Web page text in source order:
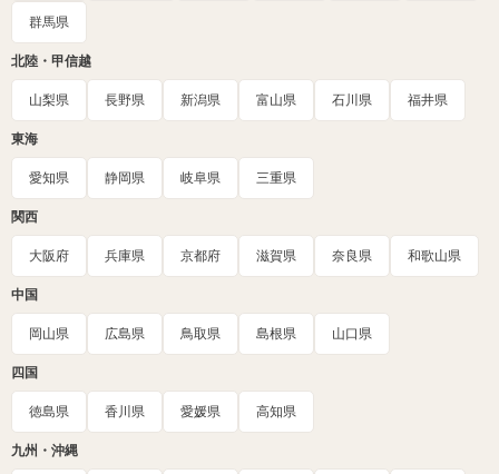
群馬県
北陸・甲信越
山梨県 長野県 新潟県 富山県 石川県 福井県
東海
愛知県 静岡県 岐阜県 三重県
関西
大阪府 兵庫県 京都府 滋賀県 奈良県 和歌山県
中国
岡山県 広島県 鳥取県 島根県 山口県
四国
徳島県 香川県 愛媛県 高知県
九州・沖縄